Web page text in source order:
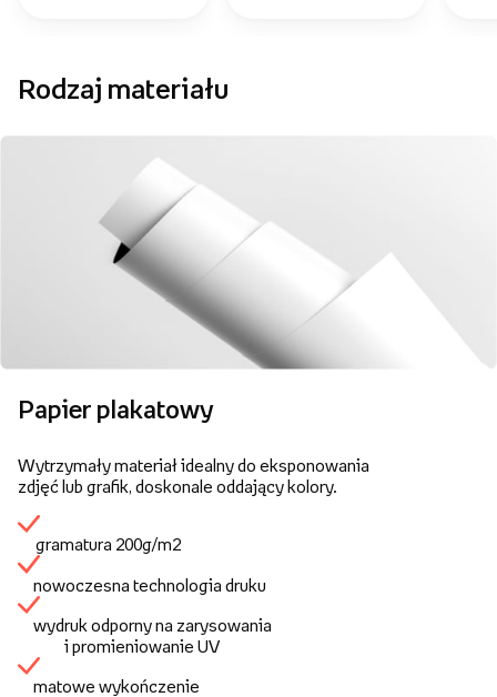
Rodzaj materiału
Papier plakatowy
Wytrzymały materiał idealny do eksponowania
zdjęć lub grafik, doskonale oddający kolory.
gramatura 200g/m2
nowoczesna technologia druku
wydruk odporny na zarysowania
i promieniowanie UV
matowe wykończenie